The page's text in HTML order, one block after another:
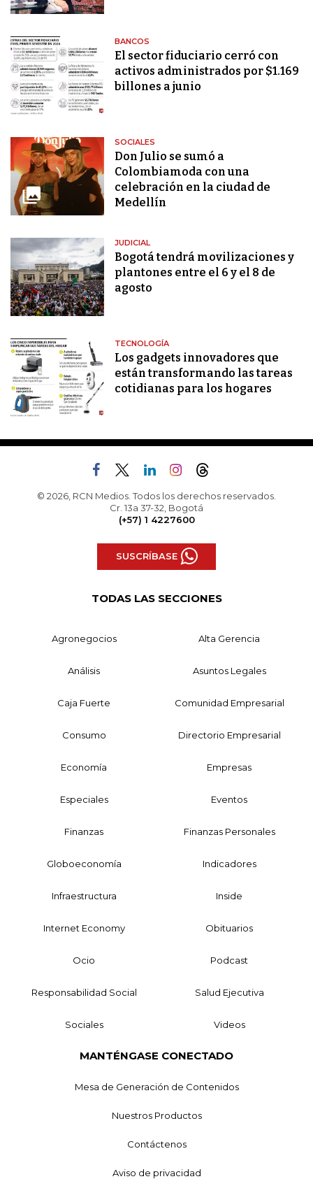
BANCOS
El sector fiduciario cerró con
activos administrados por $1.169
billones a junio
SOCIALES
Don Julio se sumó a
Colombiamoda con una
celebración en la ciudad de
Medellín
JUDICIAL
Bogotá tendrá movilizaciones y
plantones entre el 6 y el 8 de
agosto
TECNOLOGÍA
Los gadgets innovadores que
están transformando las tareas
cotidianas para los hogares
© 2026, RCN Medios. Todos los derechos reservados.
Cr. 13a 37-32, Bogotá
(+57) 1 4227600
SUSCRÍBASE
TODAS LAS SECCIONES
Agronegocios Alta Gerencia
Análisis Asuntos Legales
Caja Fuerte Comunidad Empresarial
Consumo Directorio Empresarial
Economía Empresas
Especiales Eventos
Finanzas Finanzas Personales
Globoeconomía Indicadores
Infraestructura Inside
Internet Economy Obituarios
Ocio Podcast
Responsabilidad Social Salud Ejecutiva
Sociales Videos
MANTÉNGASE CONECTADO
Mesa de Generación de Contenidos
Nuestros Productos
Contáctenos
Aviso de privacidad